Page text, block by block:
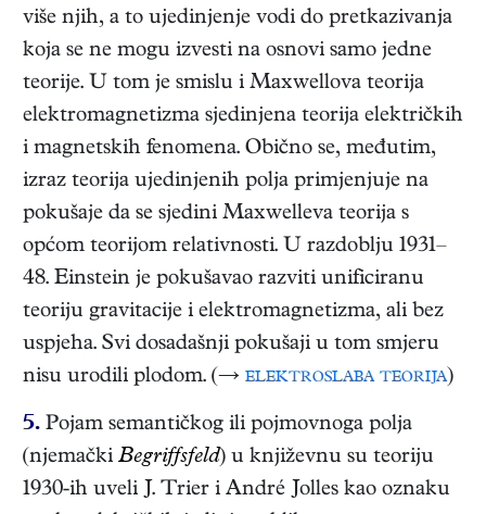
više njih, a to ujedinjenje vodi do pretkazivanja
koja se ne mogu izvesti na osnovi samo jedne
teorije. U tom je smislu i Maxwellova teorija
elektromagnetizma sjedinjena teorija električkih
i magnetskih fenomena. Obično se, međutim,
izraz teorija ujedinjenih polja primjenjuje na
pokušaje da se sjedini Maxwelleva teorija s
općom teorijom relativnosti. U razdoblju 1931–
48. Einstein je pokušavao razviti unificiranu
teoriju gravitacije i elektromagnetizma, ali bez
uspjeha. Svi dosadašnji pokušaji u tom smjeru
nisu urodili plodom. (→ elektroslaba teorija)
5. Pojam semantičkog ili pojmovnoga polja
(njemački Begriffsfeld) u književnu su teoriju
1930-ih uveli J. Trier i André Jolles kao oznaku